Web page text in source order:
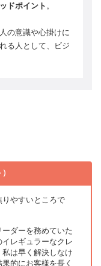
ドポイント 。
の意識や心掛けに
る人として、ビジ
やすいところで
ダーを務めていた
レギュラーなクレ
は早く解決しなけ
的にお客様を長く